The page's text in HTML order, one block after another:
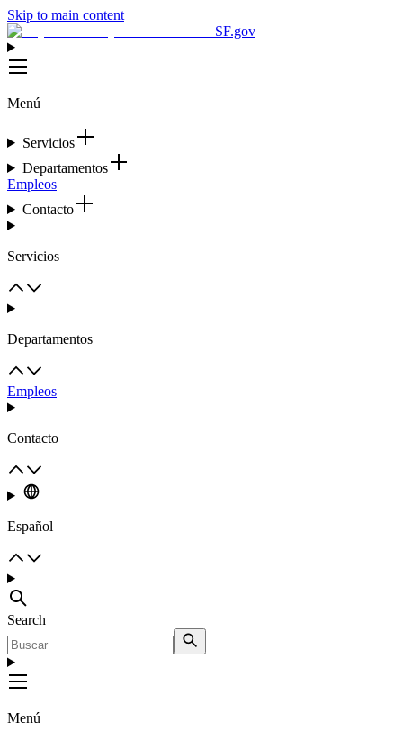
Skip to main content
SF.gov
Menú
Servicios
Departamentos
Empleos
Contacto
Servicios
Departamentos
Empleos
Contacto
Español
Search
Menú